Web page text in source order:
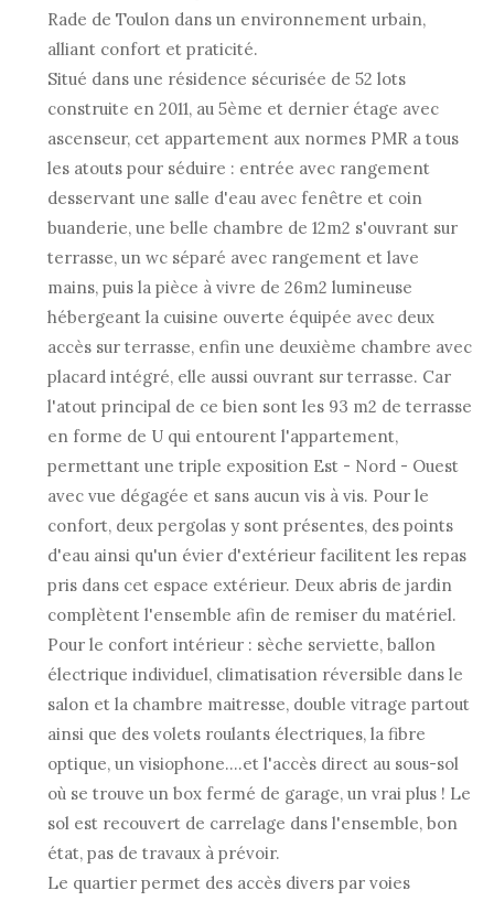
Rade de Toulon dans un environnement urbain,
alliant confort et praticité.
Situé dans une résidence sécurisée de 52 lots
construite en 2011, au 5ème et dernier étage avec
ascenseur, cet appartement aux normes PMR a tous
les atouts pour séduire : entrée avec rangement
desservant une salle d'eau avec fenêtre et coin
buanderie, une belle chambre de 12m2 s'ouvrant sur
terrasse, un wc séparé avec rangement et lave
mains, puis la pièce à vivre de 26m2 lumineuse
hébergeant la cuisine ouverte équipée avec deux
accès sur terrasse, enfin une deuxième chambre avec
placard intégré, elle aussi ouvrant sur terrasse. Car
l'atout principal de ce bien sont les 93 m2 de terrasse
en forme de U qui entourent l'appartement,
permettant une triple exposition Est - Nord - Ouest
avec vue dégagée et sans aucun vis à vis. Pour le
confort, deux pergolas y sont présentes, des points
d'eau ainsi qu'un évier d'extérieur facilitent les repas
pris dans cet espace extérieur. Deux abris de jardin
complètent l'ensemble afin de remiser du matériel.
Pour le confort intérieur : sèche serviette, ballon
électrique individuel, climatisation réversible dans le
salon et la chambre maitresse, double vitrage partout
ainsi que des volets roulants électriques, la fibre
optique, un visiophone....et l'accès direct au sous-sol
où se trouve un box fermé de garage, un vrai plus ! Le
sol est recouvert de carrelage dans l'ensemble, bon
état, pas de travaux à prévoir.
Le quartier permet des accès divers par voies